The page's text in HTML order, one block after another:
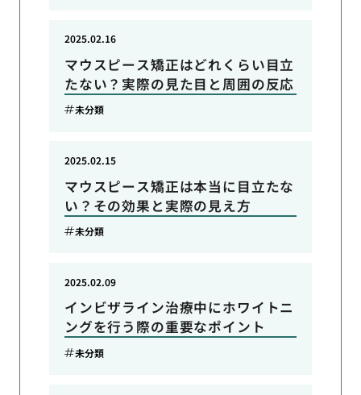
マウスピース矯正はどれくらい目立
たない？実際の見た目と周囲の反応
2025.02.16
未分類
マウスピース矯正は本当に目立たな
い？その効果と実際の見え方
2025.02.15
未分類
インビザライン治療中にホワイトニ
ングを行う際の重要なポイント
2025.02.09
未分類